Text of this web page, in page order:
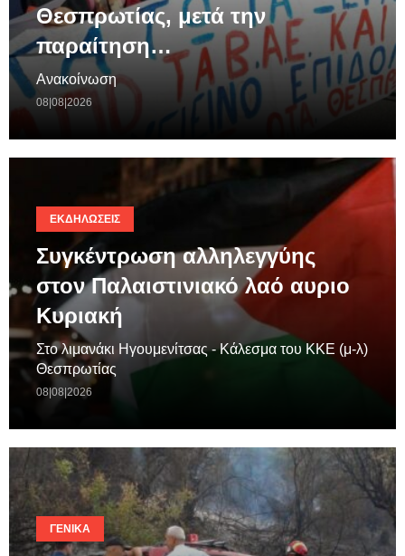
Θεσπρωτίας, μετά την
παραίτηση…
Ανακοίνωση
08|08|2026
ΕΚΔΗΛΏΣΕΙΣ
Συγκέντρωση αλληλεγγύης
στον Παλαιστινιακό λαό αυριο
Κυριακή
Στο λιμανάκι Ηγουμενίτσας - Κάλεσμα του ΚΚΕ (μ-λ)
Θεσπρωτίας
08|08|2026
ΓΕΝΙΚΆ